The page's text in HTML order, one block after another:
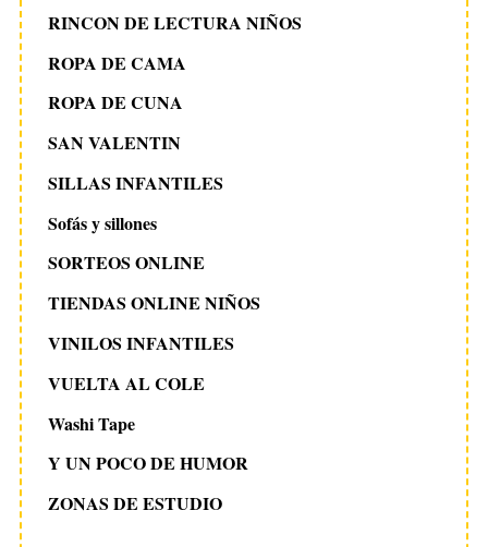
RINCON DE LECTURA NIÑOS
ROPA DE CAMA
ROPA DE CUNA
SAN VALENTIN
SILLAS INFANTILES
Sofás y sillones
SORTEOS ONLINE
TIENDAS ONLINE NIÑOS
VINILOS INFANTILES
VUELTA AL COLE
Washi Tape
Y UN POCO DE HUMOR
ZONAS DE ESTUDIO